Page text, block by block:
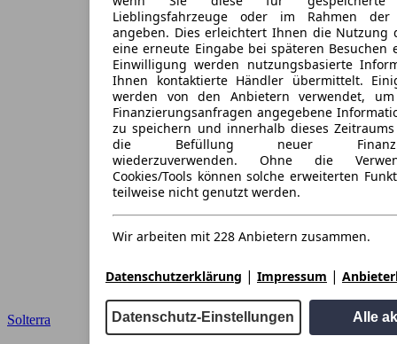
Solterra
Lieblingsfahrzeuge oder im Rahmen der
angeben. Dies erleichtert Ihnen die Nutzung
eine erneute Eingabe bei späteren
Einwilligung werden nutzungsbasierte
Ihnen kontaktierte Händler übermittelt.
werden von den Anbietern verwendet,
Finanzierungsanfragen angegebene
zu speichern und innerhalb dieses
die Befüllung neuer
wiederzuverwenden. Ohne die
Cookies/Tools können solche erweiterten
teilweise nicht genutzt werden.
Wir arbeiten mit 228 Anbietern zusammen.
Datenschutzerklärung | Impressum |
Datenschutz-Einstellungen Alle